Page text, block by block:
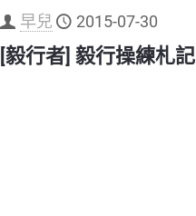
早兒 2015-07-30
[毅行者] 毅行操練札記